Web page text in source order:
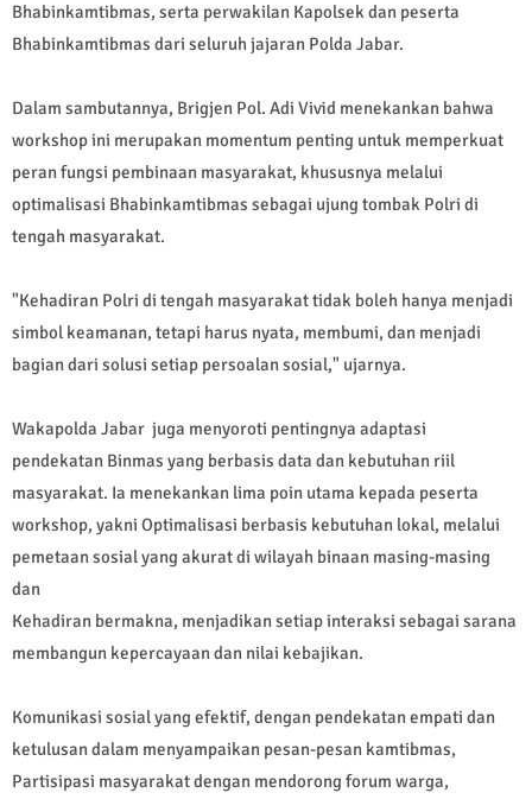
Bhabinkamtibmas, serta perwakilan Kapolsek dan peserta
Bhabinkamtibmas dari seluruh jajaran Polda Jabar.
Dalam sambutannya, Brigjen Pol. Adi Vivid menekankan bahwa
workshop ini merupakan momentum penting untuk memperkuat
peran fungsi pembinaan masyarakat, khususnya melalui
optimalisasi Bhabinkamtibmas sebagai ujung tombak Polri di
tengah masyarakat.
"Kehadiran Polri di tengah masyarakat tidak boleh hanya menjadi
simbol keamanan, tetapi harus nyata, membumi, dan menjadi
bagian dari solusi setiap persoalan sosial," ujarnya.
Wakapolda Jabar juga menyoroti pentingnya adaptasi
pendekatan Binmas yang berbasis data dan kebutuhan riil
masyarakat. Ia menekankan lima poin utama kepada peserta
workshop, yakni Optimalisasi berbasis kebutuhan lokal, melalui
pemetaan sosial yang akurat di wilayah binaan masing-masing
dan
Kehadiran bermakna, menjadikan setiap interaksi sebagai sarana
membangun kepercayaan dan nilai kebajikan.
Komunikasi sosial yang efektif, dengan pendekatan empati dan
ketulusan dalam menyampaikan pesan-pesan kamtibmas,
Partisipasi masyarakat dengan mendorong forum warga,